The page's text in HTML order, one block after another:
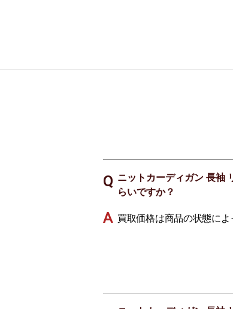
ニットカーディガン 長袖
らいですか？
買取価格は商品の状態に